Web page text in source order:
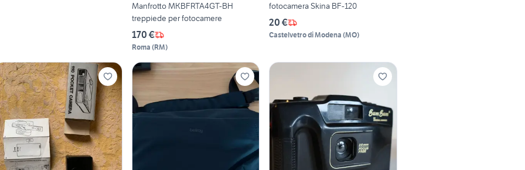
Manfrotto MKBFRTA4GT-BH
treppiede per fotocamere
170 €
Roma (RM)
fotocamera Skina BF-120
20 €
Castelvetro di Modena (MO)